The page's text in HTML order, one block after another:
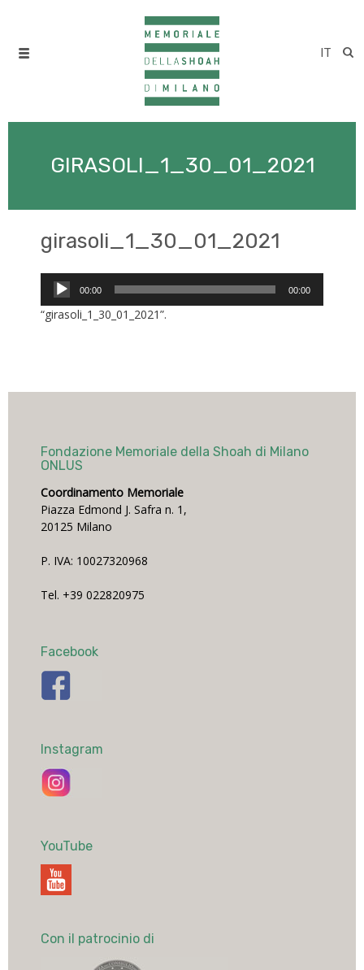
IT
GIRASOLI_1_30_01_2021
girasoli_1_30_01_2021
Audio
Player
00:00 00:00
“girasoli_1_30_01_2021”.
Fondazione Memoriale della Shoah di Milano
ONLUS
Coordinamento Memoriale
Piazza Edmond J. Safra n. 1,
20125 Milano
P. IVA: 10027320968
Tel. +39 022820975
Facebook
Instagram
YouTube
Con il patrocinio di